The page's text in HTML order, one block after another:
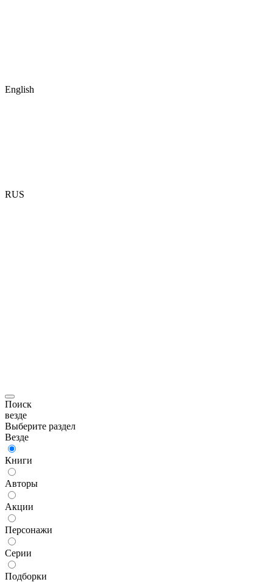
English
RUS
Поиск
везде
Выберите раздел
Везде
Книги
Авторы
Акции
Персонажи
Серии
Подборки